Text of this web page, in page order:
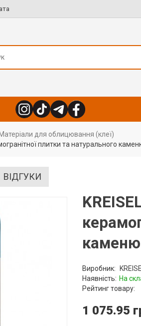
Матеріали для облицювання (клеї)
плитки та натурального
ВІДГУКИ
каменю
Виробник:
KREISEL
Наявність: На
Рейтинг товару:
1 075.95